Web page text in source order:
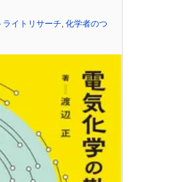
ライトリサーチ 化学者のつ